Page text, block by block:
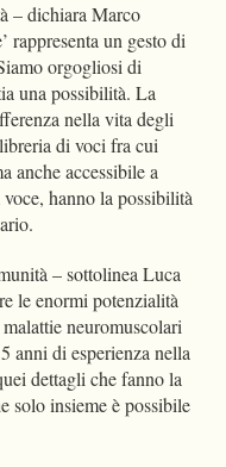
– dichiara Marco
rappresenta un gesto di
orgogliosi di
una possibilità. La
nella vita degli
di voci fra cui
anche accessibile a
hanno la possibilità
– sottolinea Luca
le enormi potenzialità
neuromuscolari
anni di esperienza nella
dettagli che fanno la
solo insieme è possibile